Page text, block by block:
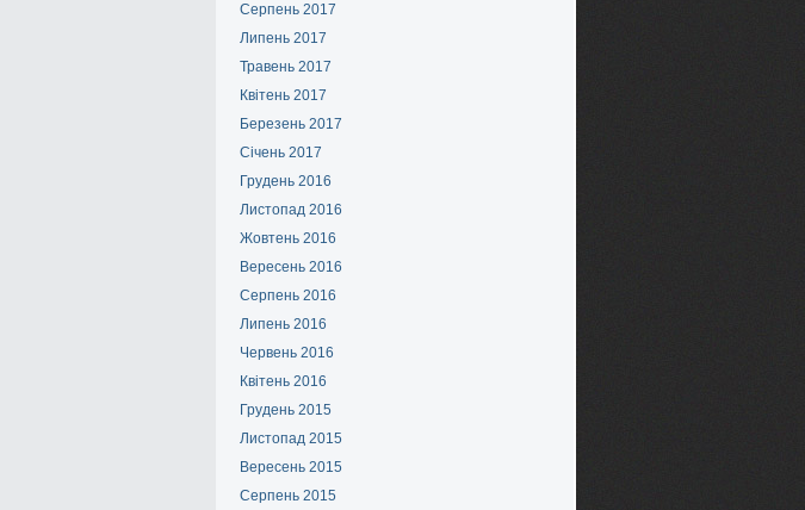
Серпень 2017
Липень 2017
Травень 2017
Квітень 2017
Березень 2017
Січень 2017
Грудень 2016
Листопад 2016
Жовтень 2016
Вересень 2016
Серпень 2016
Липень 2016
Червень 2016
Квітень 2016
Грудень 2015
Листопад 2015
Вересень 2015
Серпень 2015